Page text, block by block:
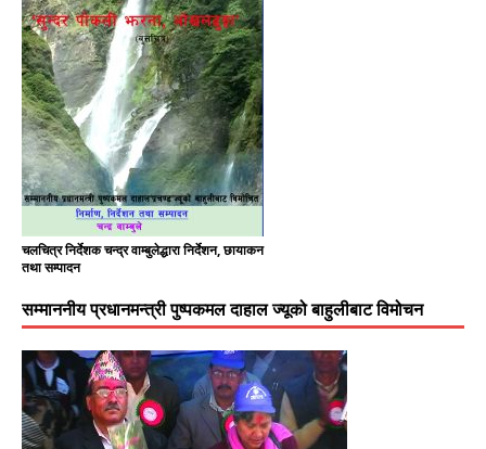
चलचित्र निर्देशक चन्द्र वाम्बुलेद्धारा निर्देशन, छायाकन
तथा सम्पादन
सम्माननीय प्रधानमन्त्री पुष्पकमल दाहाल ज्यूको बाहुलीबाट विमोचन